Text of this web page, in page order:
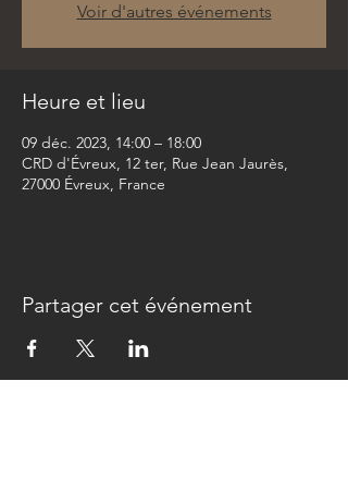
Voir d'autres événements
Heure et lieu
09 déc. 2023, 14:00 – 18:00
CRD d'Évreux, 12 ter, Rue Jean Jaurès,
27000 Évreux, France
Partager cet événement